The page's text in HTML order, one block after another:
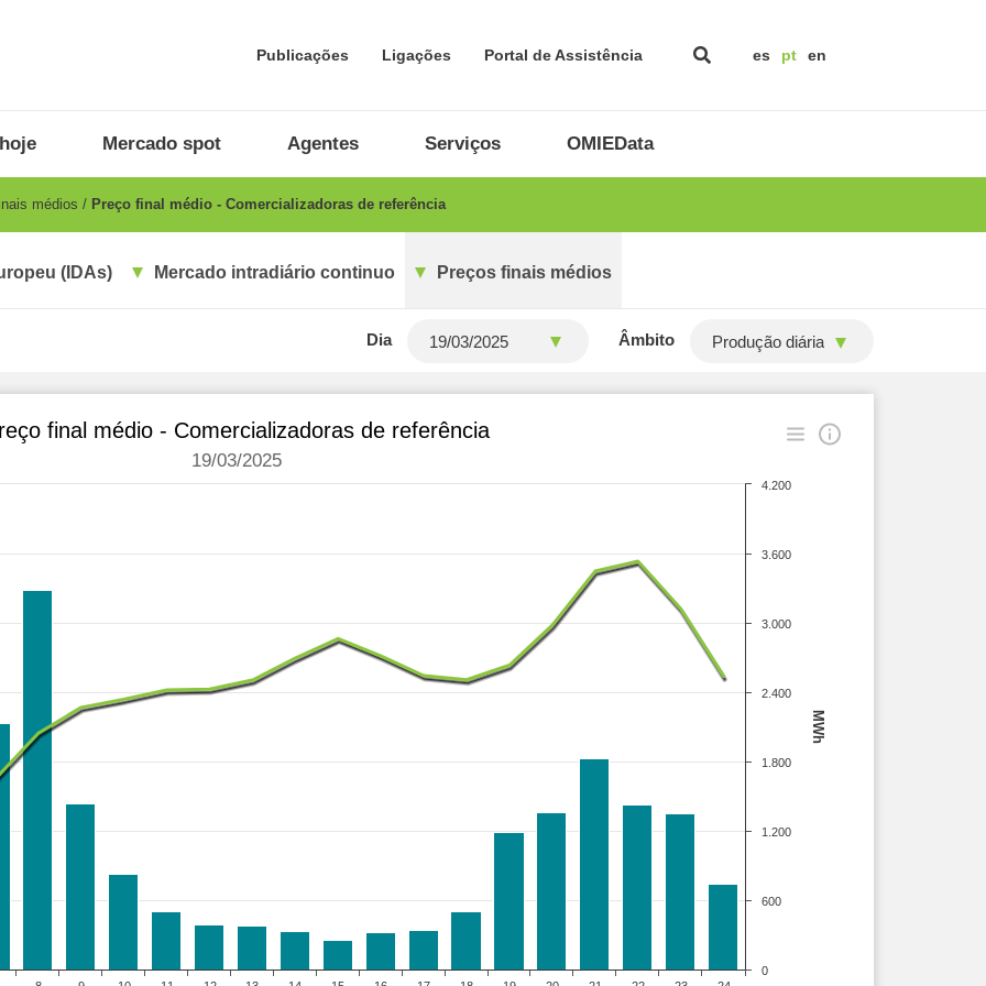
Publicações Ligações Portal de Assistência es pt en
Mercado spot Agentes Serviços OMIEData
médios Preço final médio - Comercializadoras de referência
(IDAs) Mercado intradiário continuo Preços finais médios
Dia Âmbito Produção diária
MWh
final médio - Comercializadoras de referência
19/03/2025
0
600
1.200
1.800
2.400
3.000
3.600
4.200